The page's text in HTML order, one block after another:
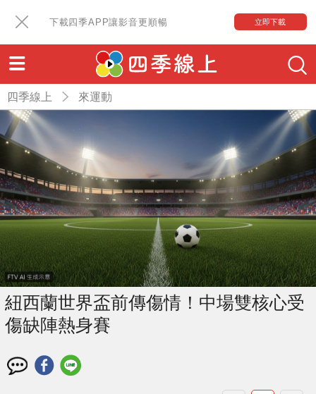
下載四季APP讓影音更順暢 立即下載
四季線上 來運動
紐西蘭世界盃前傳傷情！中場雙核心受
傷缺陣熱身賽